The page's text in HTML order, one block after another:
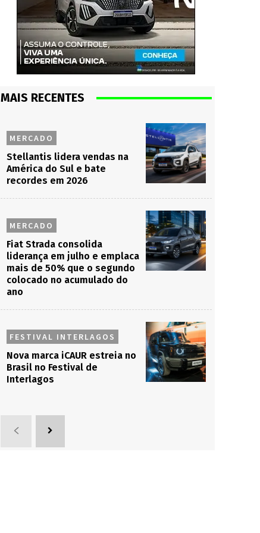
MAIS RECENTES
MERCADO
Stellantis lidera vendas na
América do Sul e bate
recordes em 2026
MERCADO
Fiat Strada consolida
liderança em julho e emplaca
mais de 50% que o segundo
colocado no acumulado do
ano
FESTIVAL INTERLAGOS
Nova marca iCAUR estreia no
Brasil no Festival de
Interlagos